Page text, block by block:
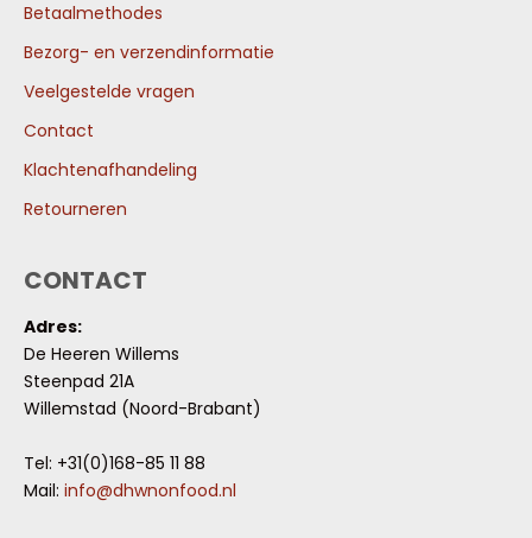
Betaalmethodes
Bezorg- en verzendinformatie
Veelgestelde vragen
Contact
Klachtenafhandeling
Retourneren
CONTACT
Adres:
De Heeren Willems
Steenpad 21A
Willemstad (Noord-Brabant)
Tel: +31(0)168-85 11 88
Mail: info@dhwnonfood.nl